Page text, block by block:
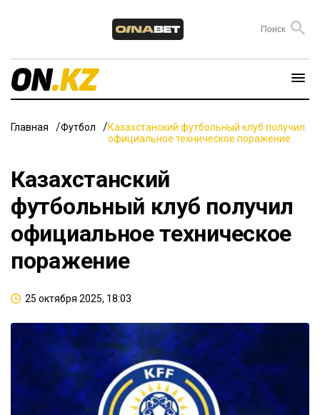
Главная Футбол
Казахстанский футбольный клуб получил
официальное техническое поражение
Казахстанский
футбольный клуб получил
официальное техническое
поражение
25 октября 2025, 18:03